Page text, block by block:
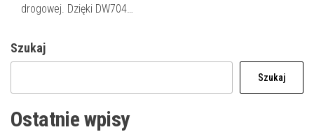
drogowej. Dzięki DW704…
Szukaj
Szukaj
Ostatnie wpisy